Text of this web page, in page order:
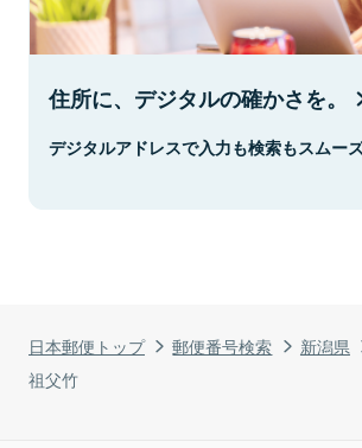
日本郵便トップ 郵便番号検索 新潟県
祖父竹
住所に、デジタルの確かさを。
デジタルアドレスで入力も検索もスムーズ